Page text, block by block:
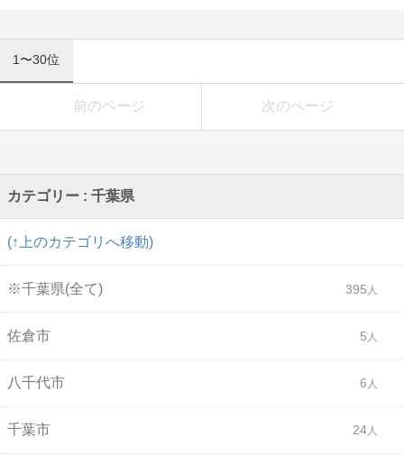
1〜30位
前のページ 次のページ
カテゴリー : 千葉県
(↑上のカテゴリへ移動)
※千葉県(全て) 395
佐倉市 5
八千代市 6
千葉市 24